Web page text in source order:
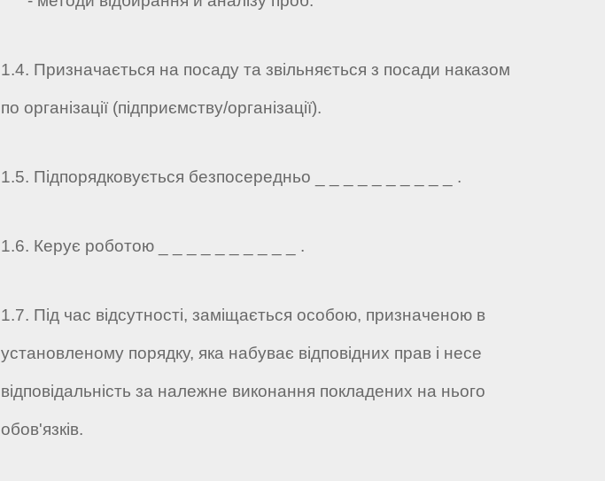
1.4. Призначається на посаду та звільняється з посади наказом
по організації (підприємству/організації).
1.5. Підпорядковується безпосередньо _ _ _ _ _ _ _ _ _ _ .
1.6. Керує роботою _ _ _ _ _ _ _ _ _ _ .
1.7. Під час відсутності, заміщається особою, призначеною в
установленому порядку, яка набуває відповідних прав і несе
відповідальність за належне виконання покладених на нього
обов'язків.